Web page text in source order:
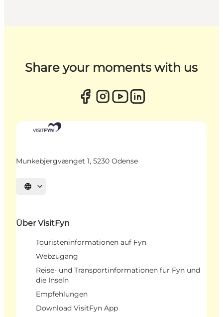
Share your moments with us
Munkebjergvænget 1, 5230 Odense
Sprache auswählen
Über VisitFyn
Touristeninformationen auf Fyn
Webzugang
Reise- und Transportinformationen für Fyn und
die Inseln
Empfehlungen
Download VisitFyn App